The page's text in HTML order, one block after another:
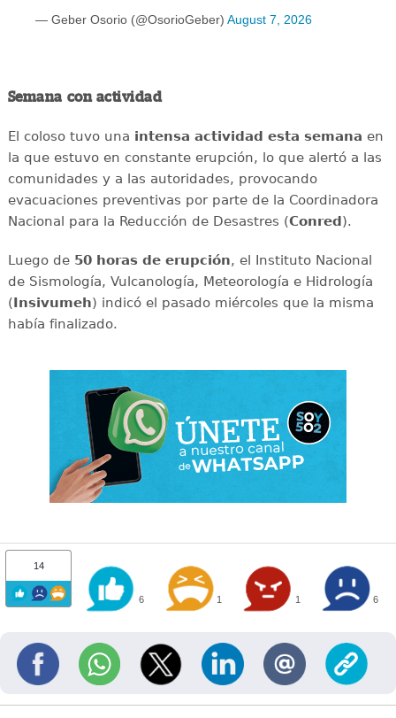
— Geber Osorio (@OsorioGeber) August 7, 2026
Semana con actividad
El coloso tuvo una intensa actividad esta semana en
la que estuvo en constante erupción, lo que alertó a las
comunidades y a las autoridades, provocando
evacuaciones preventivas por parte de la Coordinadora
Nacional para la Reducción de Desastres (Conred).
Luego de 50 horas de erupción, el Instituto Nacional
de Sismología, Vulcanología, Meteorología e Hidrología
(Insivumeh) indicó el pasado miércoles que la misma
había finalizado.
14
6 1 1 6